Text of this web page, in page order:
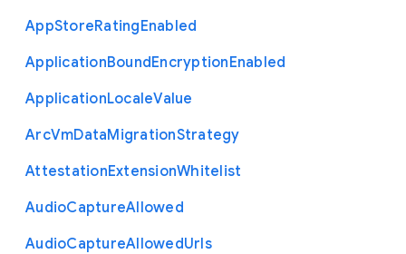
AppStoreRatingEnabled
ApplicationBoundEncryptionEnabled
ApplicationLocaleValue
ArcVmDataMigrationStrategy
AttestationExtensionWhitelist
AudioCaptureAllowed
AudioCaptureAllowedUrls